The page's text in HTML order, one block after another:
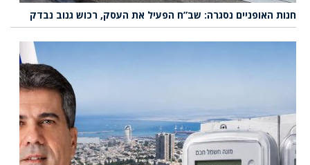
חנות האופניים נסגרה: שב”ח הפעיל את העסק, רכוש גנוב נבדק